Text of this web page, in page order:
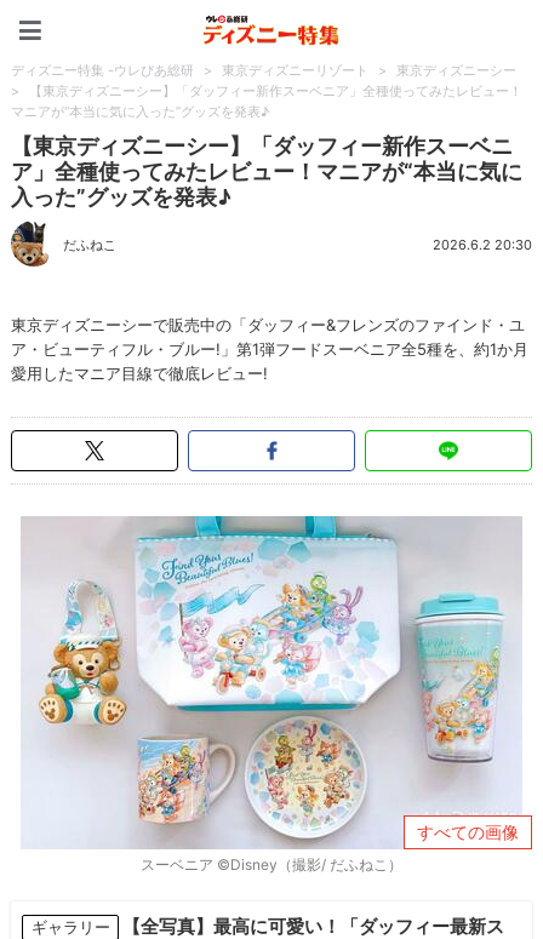
ディズニー特集 -ウレぴあ総研 > 東京ディズニーリゾート >
東京ディズニーシー
>
【東京ディズニーシー】「ダッフィー新作スーベニア」全種使ってみたレビュー！
マニアが“本当に気に入った”グッズを発表♪
【東京ディズニーシー】「ダッフィー新作スーベニ
ア」全種使ってみたレビュー！マニアが“本当に気に
入った”グッズを発表♪
だふねこ 2026.6.2 20:30
東京ディズニーシーで販売中の「ダッフィー&フレンズのファインド・ユ
ア・ビューティフル・ブルー!」第1弾フードスーベニア全5種を、約1か月
愛用したマニア目線で徹底レビュー!
すべての画像
スーベニア ©Disney（撮影/ だふねこ）
ギャラリー
【全写真】最高に可愛い！「ダッフィー最新ス